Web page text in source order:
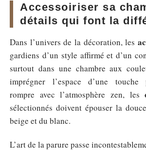
Accessoiriser sa
détails qui font la
Dans l’univers de la décoration, les
gardiens d’un style affirmé et d’un
surtout dans une chambre aux
imprégner l’espace d’une touche
rompre avec l’atmosphère zen, les
sélectionnés doivent épouser la
beige et du blanc.
L’art de la parure passe